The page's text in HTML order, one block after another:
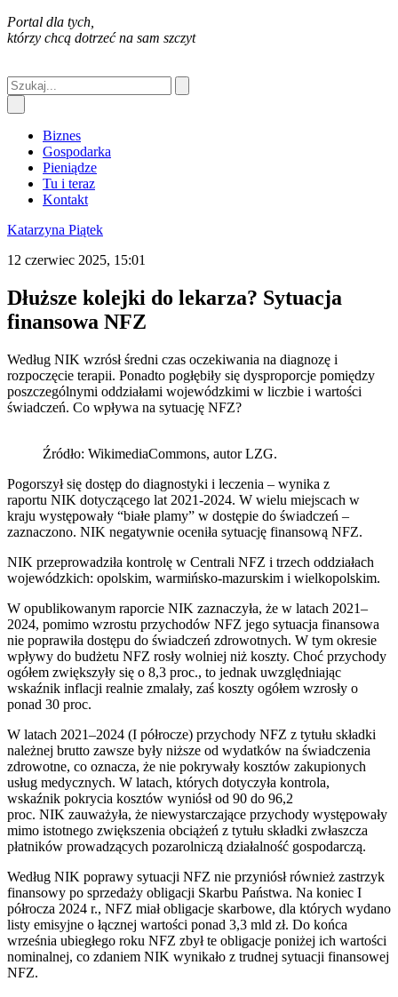
Portal dla tych,
którzy chcą dotrzeć na sam szczyt
Biznes
Gospodarka
Pieniądze
Tu i teraz
Kontakt
Katarzyna Piątek
12 czerwiec 2025, 15:01
Dłuższe kolejki do lekarza? Sytuacja
finansowa NFZ
Według NIK wzrósł średni czas oczekiwania na diagnozę i
rozpoczęcie terapii. Ponadto pogłębiły się dysproporcje pomiędzy
poszczególnymi oddziałami wojewódzkimi w liczbie i wartości
świadczeń. Co wpływa na sytuację NFZ?
Źródło: WikimediaCommons, autor LZG.
Pogorszył się dostęp do diagnostyki i leczenia – wynika z
raportu NIK dotyczącego lat 2021-2024. W wielu miejscach w
kraju występowały “białe plamy” w dostępie do świadczeń –
zaznaczono. NIK negatywnie oceniła sytuację finansową NFZ.
NIK przeprowadziła kontrolę w Centrali NFZ i trzech oddziałach
wojewódzkich: opolskim, warmińsko-mazurskim i wielkopolskim.
W opublikowanym raporcie NIK zaznaczyła, że w latach 2021–
2024, pomimo wzrostu przychodów NFZ jego sytuacja finansowa
nie poprawiła dostępu do świadczeń zdrowotnych. W tym okresie
wpływy do budżetu NFZ rosły wolniej niż koszty. Choć przychody
ogółem zwiększyły się o 8,3 proc., to jednak uwzględniając
wskaźnik inflacji realnie zmalały, zaś koszty ogółem wzrosły o
ponad 30 proc.
W latach 2021–2024 (I półrocze) przychody NFZ z tytułu składki
należnej brutto zawsze były niższe od wydatków na świadczenia
zdrowotne, co oznacza, że nie pokrywały kosztów zakupionych
usług medycznych. W latach, których dotyczyła kontrola,
wskaźnik pokrycia kosztów wyniósł od 90 do 96,2
proc. NIK zauważyła, że niewystarczające przychody występowały
mimo istotnego zwiększenia obciążeń z tytułu składki zwłaszcza
płatników prowadzących pozarolniczą działalność gospodarczą.
Według NIK poprawy sytuacji NFZ nie przyniósł również zastrzyk
finansowy po sprzedaży obligacji Skarbu Państwa. Na koniec I
półrocza 2024 r., NFZ miał obligacje skarbowe, dla których wydano
listy emisyjne o łącznej wartości ponad 3,3 mld zł. Do końca
września ubiegłego roku NFZ zbył te obligacje poniżej ich wartości
nominalnej, co zdaniem NIK wynikało z trudnej sytuacji finansowej
NFZ.